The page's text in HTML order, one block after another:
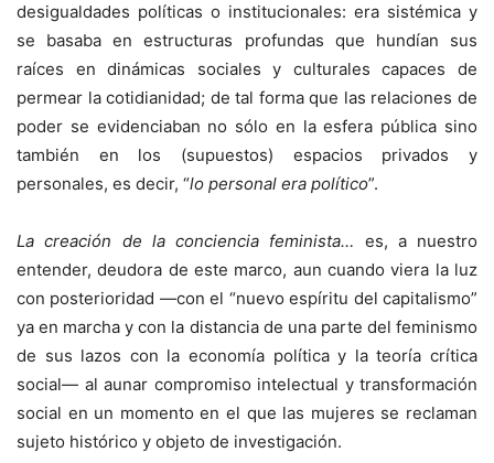
desigualdades políticas o institucionales: era sistémica y
se basaba en estructuras profundas que hundían sus
raíces en dinámicas sociales y culturales capaces de
permear la cotidianidad; de tal forma que las relaciones de
poder se evidenciaban no sólo en la esfera pública sino
también en los (supuestos) espacios privados y
personales, es decir, “lo personal era político”.
La creación de la conciencia feminista… es, a nuestro
entender, deudora de este marco, aun cuando viera la luz
con posterioridad —con el “nuevo espíritu del capitalismo”
ya en marcha y con la distancia de una parte del feminismo
de sus lazos con la economía política y la teoría crítica
social— al aunar compromiso intelectual y transformación
social en un momento en el que las mujeres se reclaman
sujeto histórico y objeto de investigación.